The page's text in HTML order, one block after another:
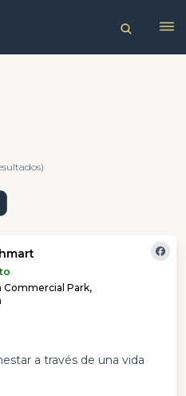
Commercial Park,
a través de una vida